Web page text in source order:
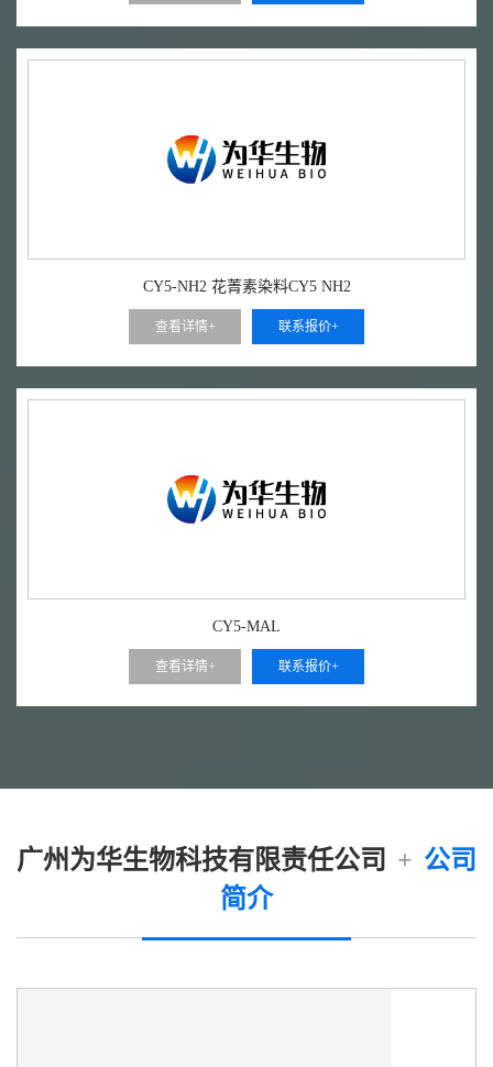
CY5-NH2 花菁素染料CY5 NH2
查看详情+ 联系报价+
CY5-MAL
查看详情+ 联系报价+
广州为华生物科技有限责任公司 + 公司
简介